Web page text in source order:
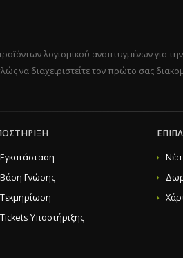
λογισμικού αναπτυγμένων για την
να διαχειριστείτε τον πρώτο σας
Εγκατάσταση
Βάση Γνώσης
Τεκμηρίωση
Tickets Υποστήριξης
Νέα